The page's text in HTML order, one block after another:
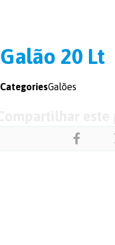
Galão 20 Lt
CategoriesGalões